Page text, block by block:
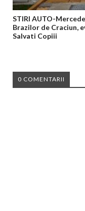
STIRI AUTO-
Brazilor de Craciun,
Salvati Copiii
0 COMENTARII